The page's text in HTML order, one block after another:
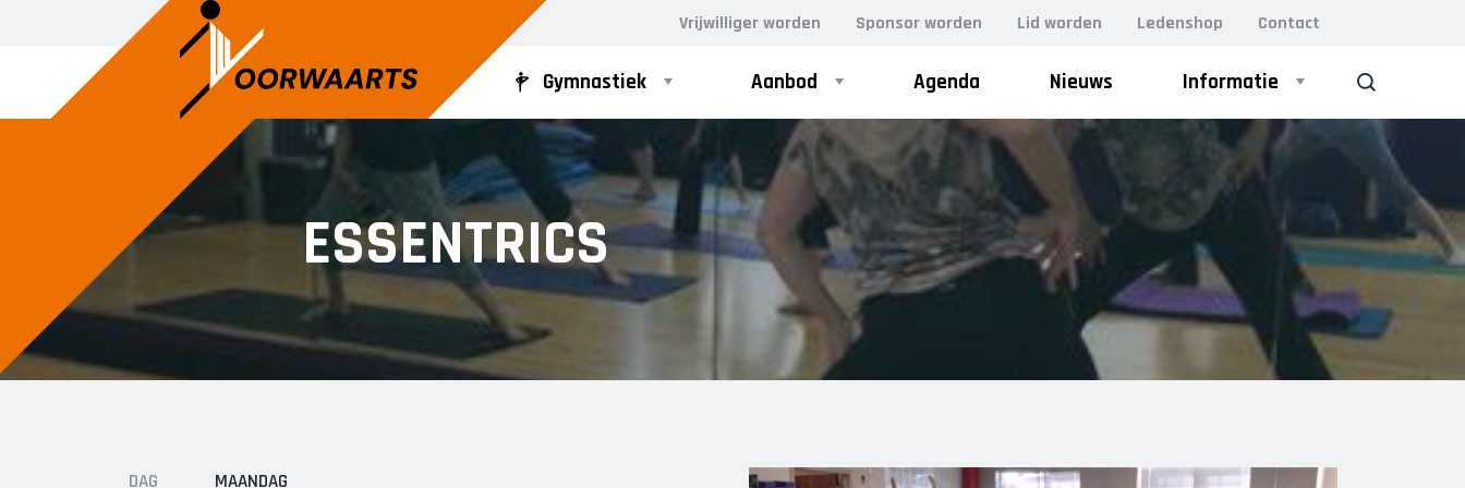
Vrijwilliger worden Sponsor worden Lid worden Ledenshop Contact
Gymnastiek Aanbod
JEUGD DANS
Ballet
JEUGD GYM
Kleutergym
Peutergym
Turnen
VOLWASSEN DANS
Dance for Fun 30+
VOLWASSEN GYM
BodyFit (VOL)
Damesgym 50+
Essentrics
H.I.I.T. gym
MFB (Men’s Fitness Bootcamp)
Yoga
Agenda Nieuws Informatie
Bestuur
Leiding
Lesrooster
Lidmaatschap
Kleding
ZOEK
ESSENTRICS
DAG MAANDAG